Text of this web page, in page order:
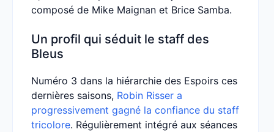
composé de Mike Maignan et Brice Samba.
Un profil qui séduit le staff des
Bleus
Numéro 3 dans la hiérarchie des Espoirs ces
dernières saisons, Robin Risser a
progressivement gagné la confiance du staff
tricolore. Régulièrement intégré aux séances